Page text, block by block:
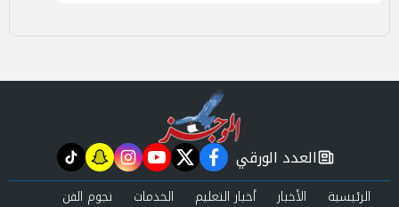
newspaper
العدد الورقي facebook
twitter
youtube
instagram
snapchat
tiktok
الرئيسية الأخبار أخبار التعليم الخدمات
نجوم الفن